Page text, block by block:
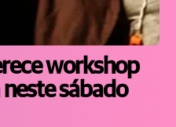
workshop
sábado